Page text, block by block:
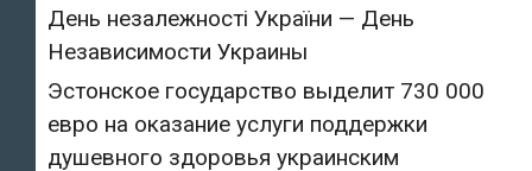
День незалежності України — День
Независимости Украины
Эстонское государство выделит 730 000
евро на оказание услуги поддержки
душевного здоровья украинским